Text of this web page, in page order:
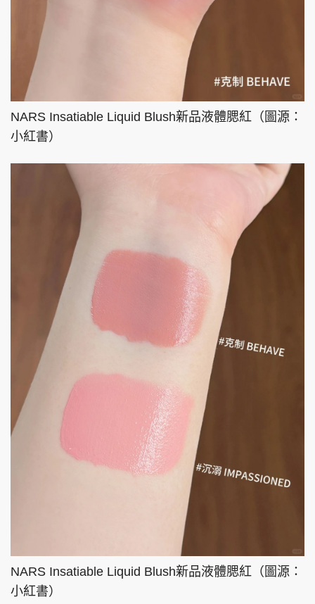
NARS Insatiable Liquid Blush新品液體腮紅（圖源：
小紅書）
NARS Insatiable Liquid Blush新品液體腮紅（圖源：
小紅書）